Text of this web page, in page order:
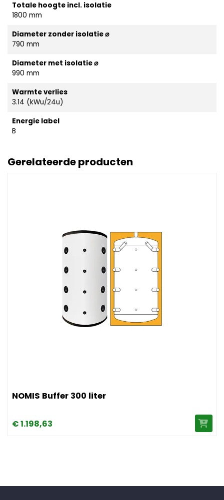
Totale hoogte incl. isolatie
1800 mm
Diameter zonder isolatie ⌀
790 mm
Diameter met isolatie ⌀
990 mm
Warmte verlies
3.14 (kWu/24u)
Energie label
B
Gerelateerde producten
NOMIS Buffer 300 liter
€1.198,63